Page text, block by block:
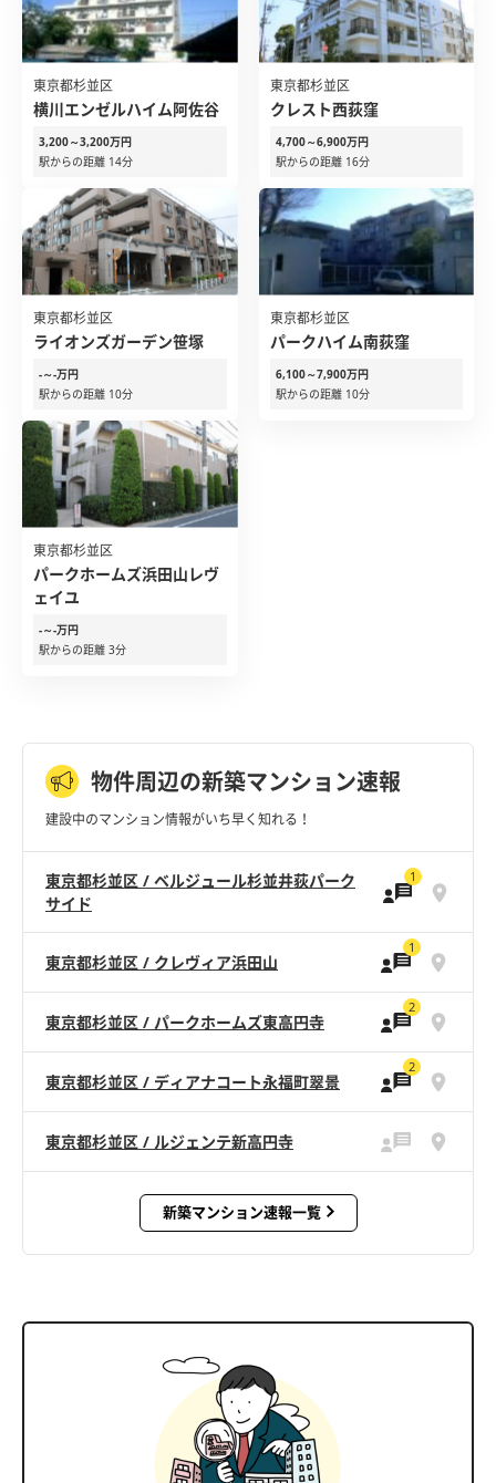
東京都杉並区
横川エンゼルハイム阿佐谷
3,200～3,200万円
駅からの距離 14分
東京都杉並区
クレスト西荻窪
4,700～6,900万円
駅からの距離 16分
東京都杉並区
ライオンズガーデン笹塚
-～-万円
駅からの距離 10分
東京都杉並区
パークハイム南荻窪
6,100～7,900万円
駅からの距離 10分
東京都杉並区
パークホームズ浜田山レヴ
ェイユ
-～-万円
駅からの距離 3分
物件周辺の新築マンション速報
建設中のマンション情報がいち早く知れる！
東京都杉並区 / ベルジュール杉並井荻パーク
サイド
1
東京都杉並区 / クレヴィア浜田山
1
東京都杉並区 / パークホームズ東高円寺
2
東京都杉並区 / ディアナコート永福町翠景
2
東京都杉並区 / ルジェンテ新高円寺
新築マンション速報一覧